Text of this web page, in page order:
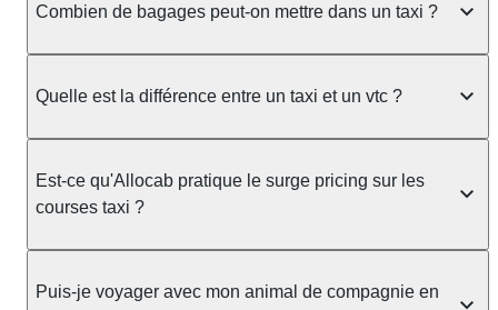
Combien de bagages peut-on mettre dans un taxi ?
taxi berline accueille en général jusqu'à 3 bagages
ou nombreux, précisez-le dans le champ "Message
au chauffeur" lors de la réservation. Le prix n'est
pas impacté par le nombre de bagages.
Quelle est la différence entre un taxi et un vtc ?
prendre en charge directement dans la rue, à une
station ou sur réservation, avec un tarif au
réservation et propose un prix fixe annoncé à
l'avance. Chez Allocab, réservez facilement votre
Est-ce qu'Allocab pratique le surge pricing sur les
courses taxi ?
réglementation préfectorale et suit un barème
Puis-je voyager avec mon animal de compagnie en